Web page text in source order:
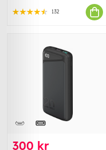
132
300 kr